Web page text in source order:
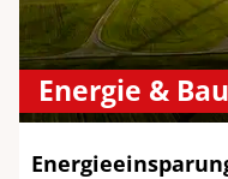
Energie & Bau